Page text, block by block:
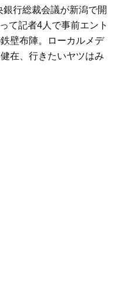
行総裁会議が新潟で開
て記者4人で事前エント
壁布陣。ローカルメデ
在、行きたいヤツはみ